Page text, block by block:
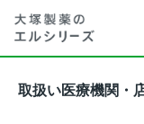
取扱い医療機関・